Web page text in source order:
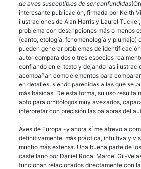
de aves susceptibles de ser confundidas
interesante publicación, firmada por Keith
ilustraciones de Alan Harris y Laurel
problema con descripciones más o menos
(canto, etología, fenomenología y plumaje)
pueden generar problemas de
autor compara dos o tres especies
confiando en el texto y dejando las
acompañan como elementos para
en detalles, siendo parecidas a las que se
más básicas. De esta forma, su uso resulta
apto para ornitólogos muy avezados,
interpretar con precisión las palabras del
Aves de Europa -y ahora sí me atrevo a
definitivamente, más práctica, intuitiva y
mucho más extensa. Una buena parte de
castellano por Daniel Roca, Marcel Gil-
funcionan relacionados directamente con